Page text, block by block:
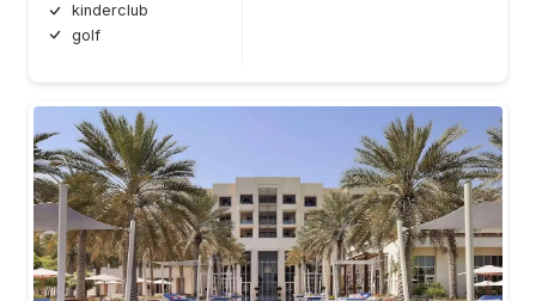
kinderclub
golf